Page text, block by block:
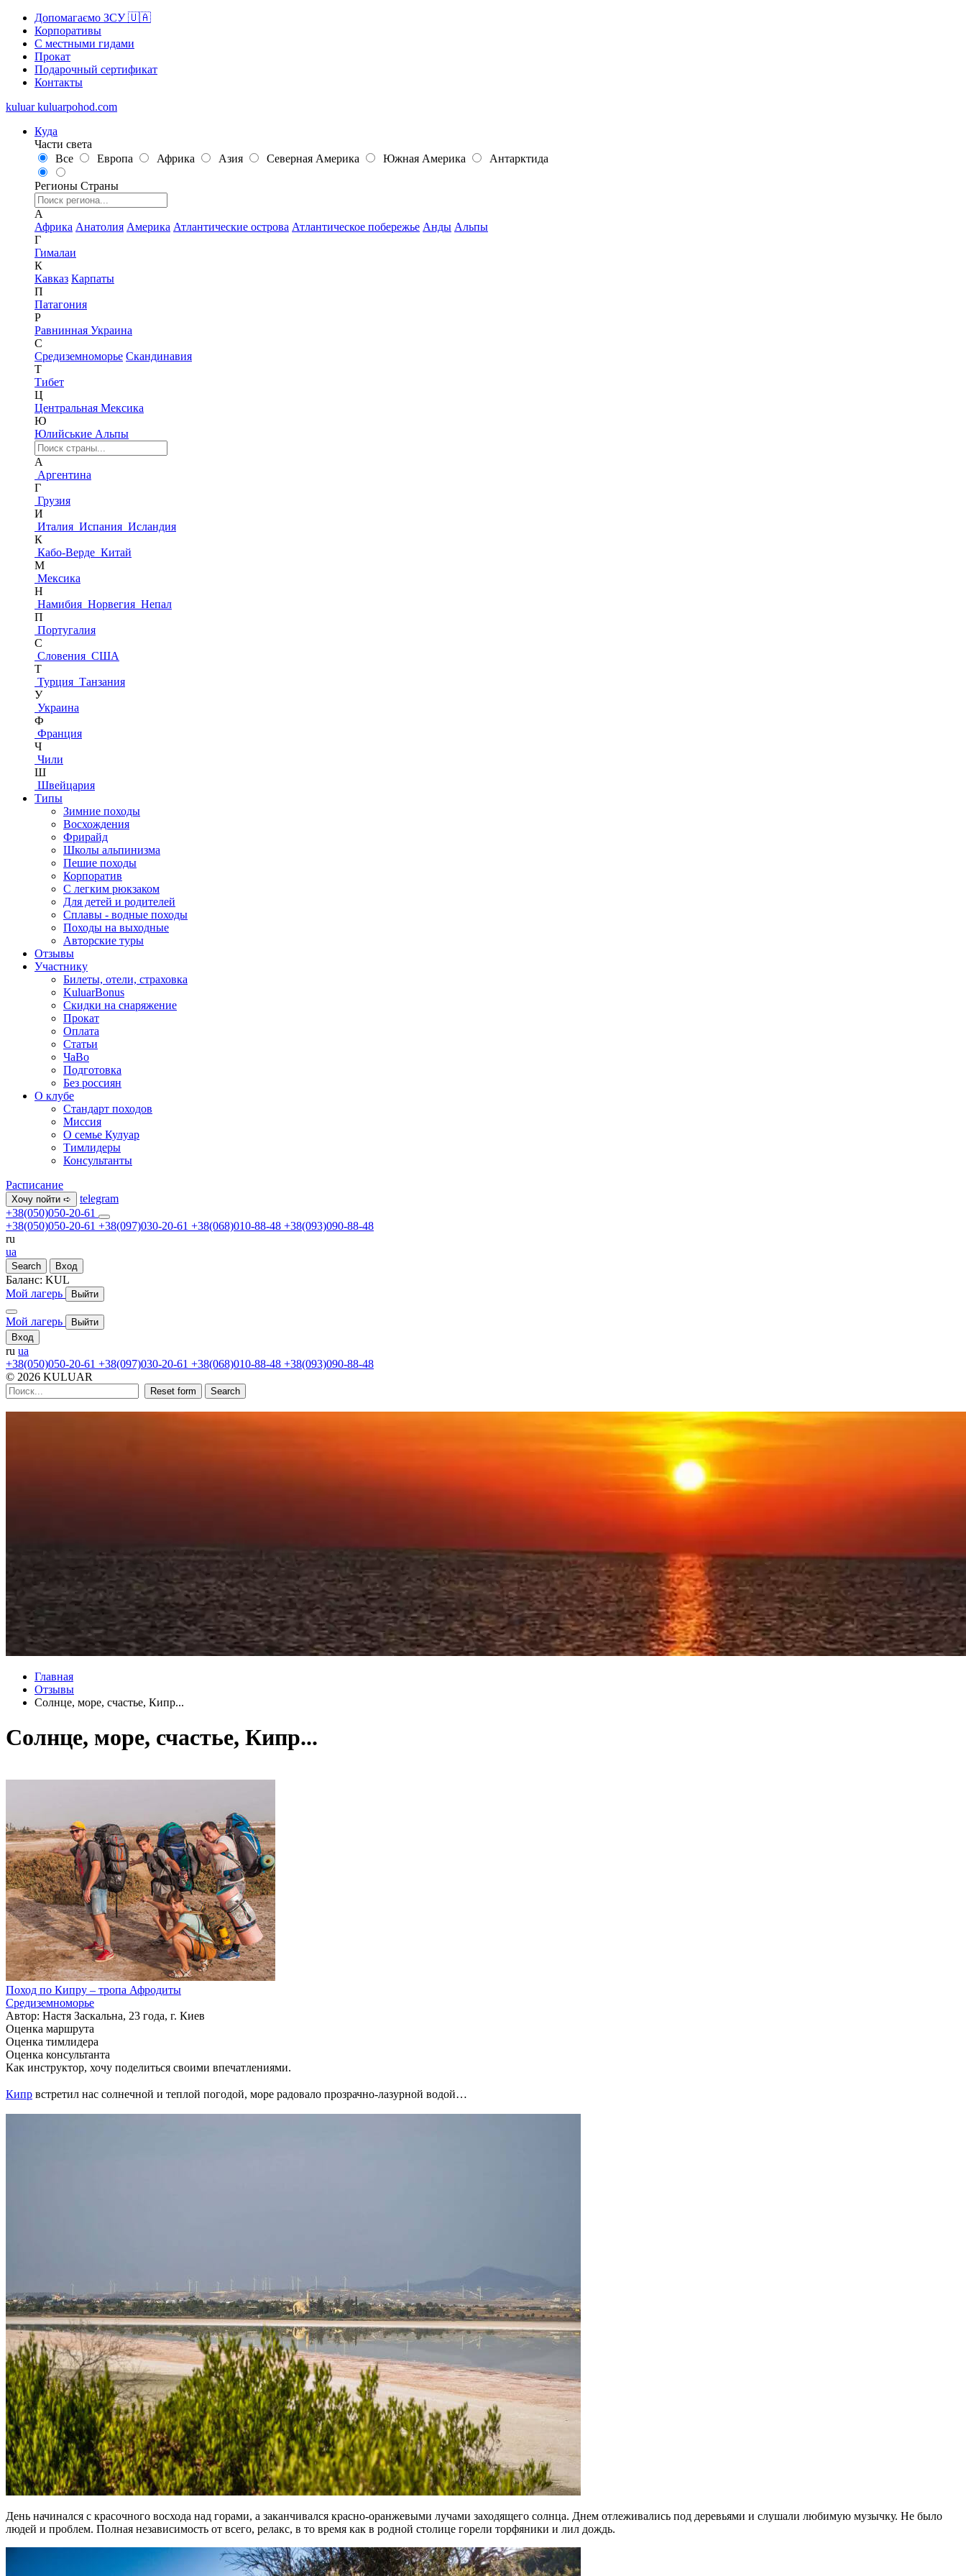
Допомагаємо ЗСУ 🇺🇦
Корпоративы
С местными гидами
Прокат
Подарочный сертификат
Контакты
kuluar kuluarpohod.com
Куда
Части света
Все
Европа Африка Азия Северная Америка Южная Америка Антарктида
Регионы Страны
А
Африка Анатолия Америка Атлантические острова Атлантическое побережье Анды Альпы
Г
Гималаи
К
Кавказ Карпаты
П
Патагония
Р
Равнинная Украина
С
Средиземноморье Скандинавия
Т
Тибет
Ц
Центральная Мексика
Ю
Юлийськие Альпы
А
Аргентина
Г
Грузия
И
Италия Испания Исландия
К
Кабо-Верде Китай
М
Мексика
Н
Намибия Норвегия Непал
П
Португалия
С
Словения США
Т
Турция Танзания
У
Украина
Ф
Франция
Ч
Чили
Ш
Швейцария
Типы
Зимние походы
Восхождения
Фрирайд
Школы альпинизма
Пешие походы
Корпоратив
С легким рюкзаком
Для детей и родителей
Сплавы - водные походы
Походы на выходные
Авторские туры
Отзывы
Участнику
Билеты, отели, страховка
KuluarBonus
Скидки на снаряжение
Прокат
Оплата
Статьи
ЧаВо
Подготовка
Без россиян
О клубе
Стандарт походов
Миссия
О семье Кулуар
Тимлидеры
Консультанты
Расписание
Хочу пойти ➪
telegram
+38(050)050-20-61
+38(050)050-20-61 +38(097)030-20-61 +38(068)010-88-48 +38(093)090-88-48
ru
ua
Search Вход
Баланс: KUL
Мой лагерь
Выйти
Мой лагерь
Выйти
Вход
ru ua
+38(050)050-20-61 +38(097)030-20-61 +38(068)010-88-48 +38(093)090-88-48
© 2026 KULUAR
Reset form Search
Главная
Отзывы
Солнце, море, счастье, Кипр...
Солнце, море, счастье, Кипр...
Поход по Кипру – тропа Афродиты
Средиземноморье
Автор: Настя Заскальна, 23 года, г. Киев
Оценка маршрута
Оценка тимлидера
Оценка консультанта
Как инструктор, хочу поделиться своими впечатлениями.
Кипр встретил нас солнечной и теплой погодой, море радовало прозрачно-лазурной водой…
День начинался с красочного восхода над горами, а заканчивался красно-оранжевыми лучами заходящего солнца. Днем отлеживались под деревьями и слушали любимую музычку. Не было
людей и проблем. Полная независимость от всего, релакс, в то время как в родной столице горели торфяники и лил дождь.